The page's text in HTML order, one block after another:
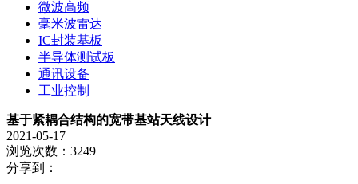
微波高频
毫米波雷达
IC封装基板
半导体测试板
通讯设备
工业控制
基于紧耦合结构的宽带基站天线设计
2021-05-17
浏览次数：3249
分享到：